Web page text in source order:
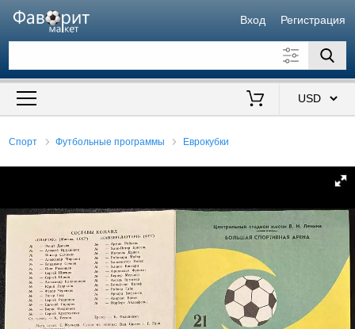
Вход Регистрация
Искать также в описании
Спорт Футбольные программы Еврокубки